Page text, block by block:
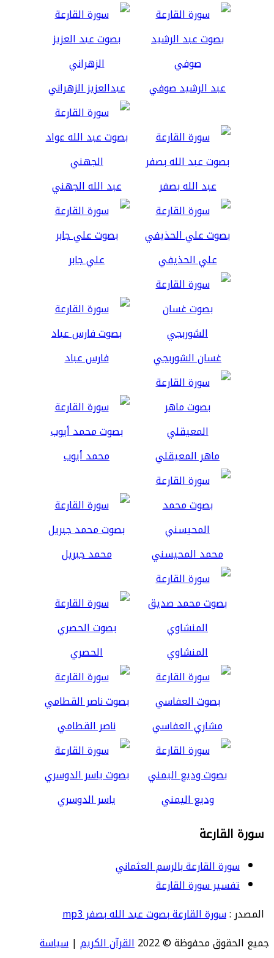
عبد الرشيد صوفي عبدالعزيز الزهراني
عبد الله بصفر عبد الله الجهني
علي الحذيفي علي جابر
غسان الشوربجي فارس عباد
ماهر المعيقلي محمد أيوب
محمد المحيسني محمد جبريل
المنشاوي الحصري
مشاري العفاسي ناصر القطامي
وديع اليمني ياسر الدوسري
سورة القارعة
سورة القارعة بالرسم العثماني
تفسير سورة القارعة
المصدر :سورة القارعة بصوت عبد الله بصفر mp3
جميع الحقوق محفوظة © 2022
القرآن الكريم | سياسة